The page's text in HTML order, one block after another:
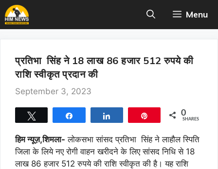
Skip
to
content
Menu
प्रतिभा सिंह ने 18 लाख 86 हजार 512 रुपये की
राशि स्वीकृत प्रदान की
September 3, 2023
0
SHARES
हिम न्यूज़,शिमला- लोकसभा सांसद प्रतिभा सिंह ने लाहौल स्पिति
जिला के लिये नए रोगी वाहन खरीदने के लिए सांसद निधि से 18
लाख 86 हजार 512 रुपये की राशि स्वीकृत की है। यह राशि